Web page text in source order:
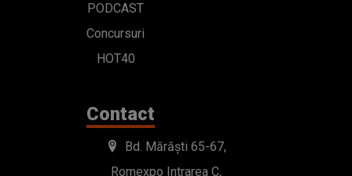
PODCAST
Concursuri
HOT40
Contact
Bd. Mărăști 65-67,
Romexpo Intrarea C,